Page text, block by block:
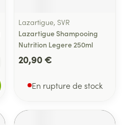
Lazartigue, SVR
Lazartigue Shampooing
Nutrition Legere 250ml
20,90 €
En rupture de stock